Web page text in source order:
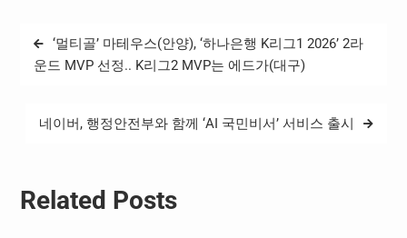
및 추출할 수 있는 패션 특화
AI 모델을 자체 구축해, 이를
글
탐
‘멀티골’ 마테우스(안양), ‘하나은행 K리그1 2026’ 2라
운드 MVP 선정.. K리그2 MVP는 에드가(대구)
네이버, 행정안전부와 함께 ‘AI 국민비서’ 서비스 출시
Related Posts